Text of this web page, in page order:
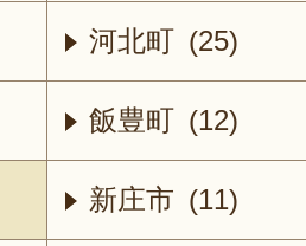
河北町 (25)
飯豊町 (12)
新庄市 (11)